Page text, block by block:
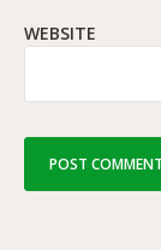
WEBSITE